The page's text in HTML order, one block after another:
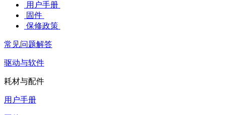
用户手册
固件
保修政策
常见问题解答
驱动与软件
耗材与配件
用户手册